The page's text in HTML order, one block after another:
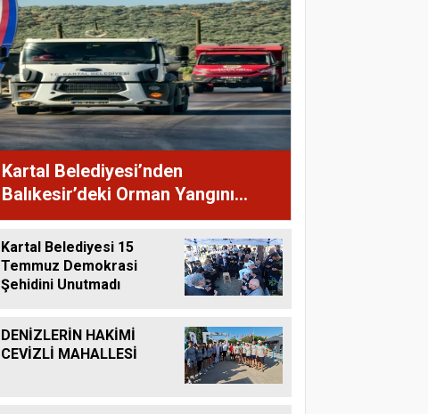
Kartal Belediyesi’nden
Balıkesir’deki Orman Yangını
Müdahalelerine Destek
Kartal Belediyesi 15
Temmuz Demokrasi
Şehidini Unutmadı
DENİZLERİN HAKİMİ
CEVİZLİ MAHALLESİ